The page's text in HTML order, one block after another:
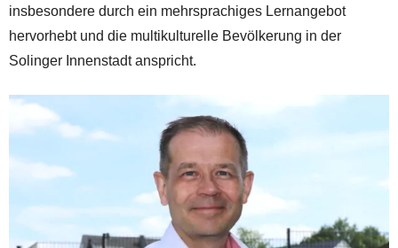
insbesondere durch ein mehrsprachiges Lernangebot
hervorhebt und die multikulturelle Bevölkerung in der
Solinger Innenstadt anspricht.